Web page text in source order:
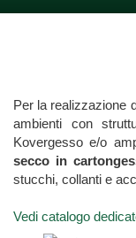
Per la realizzazione
ambienti con
Kovergesso e/o
secco in
stucchi, collanti e
Vedi catalogo